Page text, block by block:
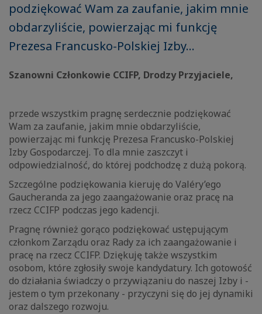
podziękować Wam za zaufanie, jakim mnie
obdarzyliście, powierzając mi funkcję
Prezesa Francusko-Polskiej Izby...
Szanowni Członkowie CCIFP, Drodzy Przyjaciele,
przede wszystkim pragnę serdecznie podziękować
Wam za zaufanie, jakim mnie obdarzyliście,
powierzając mi funkcję Prezesa Francusko-Polskiej
Izby Gospodarczej. To dla mnie zaszczyt i
odpowiedzialność, do której podchodzę z dużą pokorą.
Szczególne podziękowania kieruję do Valéry’ego
Gaucheranda za jego zaangażowanie oraz pracę na
rzecz CCIFP podczas jego kadencji.
Pragnę również gorąco podziękować ustępującym
członkom Zarządu oraz Rady za ich zaangażowanie i
pracę na rzecz CCIFP. Dziękuję także wszystkim
osobom, które zgłosiły swoje kandydatury. Ich gotowość
do działania świadczy o przywiązaniu do naszej Izby i -
jestem o tym przekonany - przyczyni się do jej dynamiki
oraz dalszego rozwoju.